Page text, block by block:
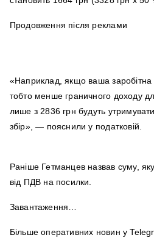
Продовження після реклами
«Наприклад, якщо ваша заробітна
тобто менше граничного доходу
лише з 2836 грн будуть
збір», — пояснили у податковій.
Раніше Гетманцев назвав суму,
від ПДВ на посилки.
Завантаження…
Більше оперативних новин у